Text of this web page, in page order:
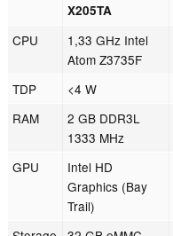
X205TA
CPU
1,33 GHz Intel
Atom Z3735F
TDP
<4 W
RAM
2 GB DDR3L
1333 MHz
GPU
Intel HD
Graphics (Bay
Trail)